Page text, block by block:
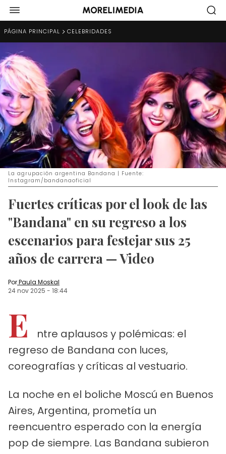
PÁGINA PRINCIPAL CELEBRIDADES
La agrupación argentina Bandana | Fuente:
Instagram/bandanaoficial
Fuertes críticas por el look de las
"Bandana" en su regreso a los
escenarios para festejar sus 25
años de carrera — Video
PorPaula Moskal
24 nov 2025 - 18:44
E
ntre aplausos y polémicas: el
regreso de Bandana con luces,
coreografías y críticas al vestuario.
La noche en el boliche Moscú en Buenos
Aires, Argentina, prometía un
reencuentro esperado con la energía
pop de siempre. Las Bandana subieron